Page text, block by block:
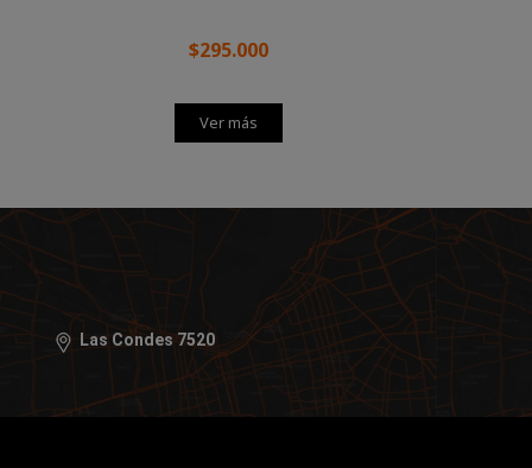
$295.000
Ver más
Las Condes 7520